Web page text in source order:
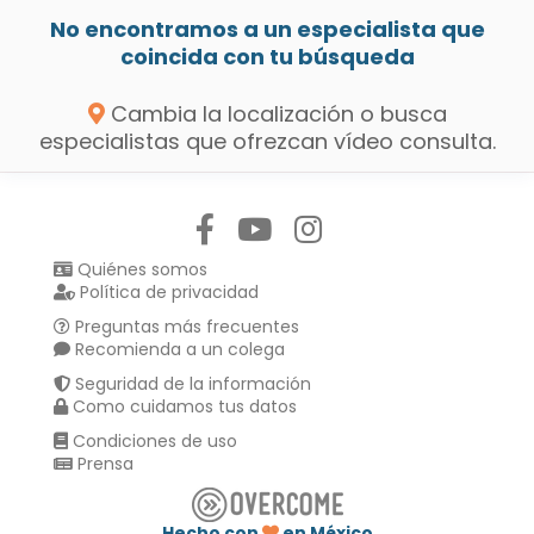
No encontramos a un especialista que
coincida con tu búsqueda
Cambia la localización o busca
especialistas que ofrezcan vídeo consulta.
Quiénes somos
Política de privacidad
Preguntas más frecuentes
Recomienda a un colega
Seguridad de la información
Como cuidamos tus datos
Condiciones de uso
Prensa